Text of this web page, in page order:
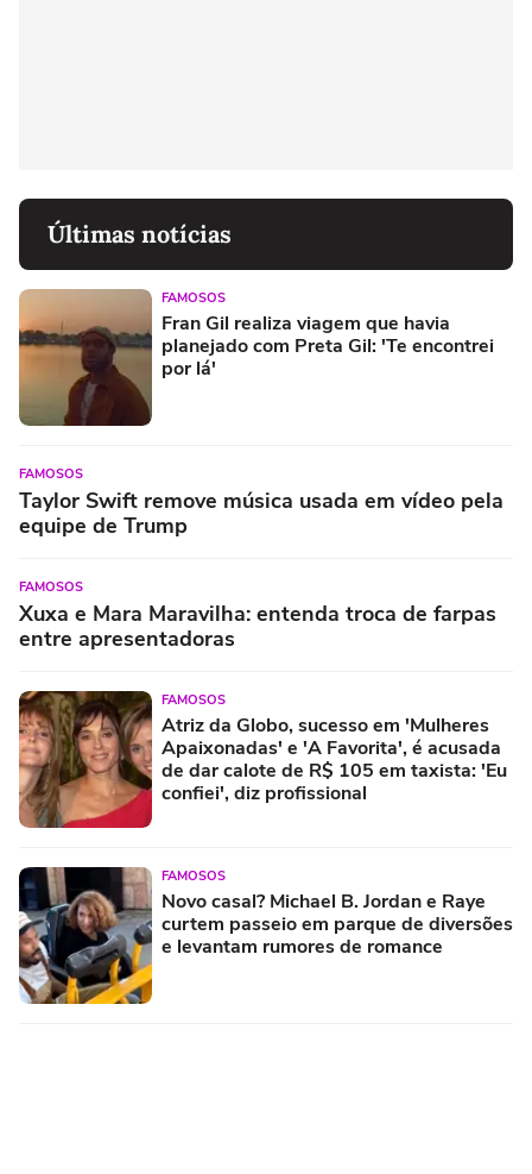
Últimas notícias
FAMOSOS
Fran Gil realiza viagem que havia
planejado com Preta Gil: 'Te encontrei
por lá'
FAMOSOS
Taylor Swift remove música usada em vídeo pela
equipe de Trump
FAMOSOS
Xuxa e Mara Maravilha: entenda troca de farpas
entre apresentadoras
FAMOSOS
Atriz da Globo, sucesso em 'Mulheres
Apaixonadas' e 'A Favorita', é acusada
de dar calote de R$ 105 em taxista: 'Eu
confiei', diz profissional
FAMOSOS
Novo casal? Michael B. Jordan e Raye
curtem passeio em parque de diversões
e levantam rumores de romance